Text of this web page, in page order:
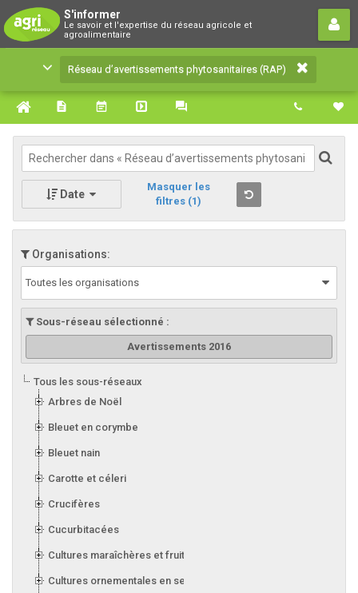
S'informer
Le savoir et l'expertise du réseau agricole et
agroalimentaire
Réseau d’avertissements
phytosanitaires (RAP)
Le savoir et l'expertise du réseau agricole et
agroalimentaire
Réseau d’avertissements phytosanitaires (RAP)
Date
Masquer les
filtres (1)
Organisations:
Toutes les organisations
Sous-réseau sélectionné :
Avertissements 2016
Tous les sous-réseaux
Arbres de Noël
Bleuet en corymbe
Bleuet nain
Carotte et céleri
Crucifères
Cucurbitacées
Cultures maraîchères et fruitières en serre
Cultures ornementales en serre